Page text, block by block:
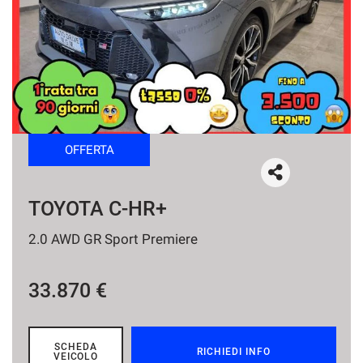
NEWS
OFFERTA
TOYOTA C-HR+
2.0 AWD GR Sport Premiere
33.870 €
SCHEDA
VEICOLO
RICHIEDI INFO
tracciamento
che
adottiamo
per
offrire
le
funzionalità
e
svolgere
attività
seguito
descritte.
Per
ottenere
informazioni
sull'utilità
sul
funzionamento